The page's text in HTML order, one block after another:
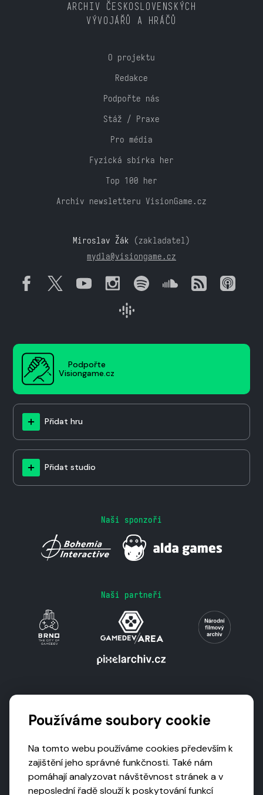
ARCHIV ČESKOSLOVENSKÝCH
VÝVOJÁŘŮ A HRÁČŮ
O projektu
Redakce
Podpořte nás
Stáž / Praxe
Pro média
Fyzická sbírka her
Top 100 her
Archiv newsletteru VisionGame.cz
Miroslav Žák (zakladatel)
mydla@visiongame.cz
Podpořte
Visiongame.cz
Přidat hru
Přidat studio
Naši sponzoři
Naši partneři
Používáme soubory cookie
Na tomto webu používáme cookies především k
zajištění jeho správné funkčnosti. Také nám
pomáhají analyzovat návštěvnost stránek a v
neposlední řadě slouží k poskytování funkcí